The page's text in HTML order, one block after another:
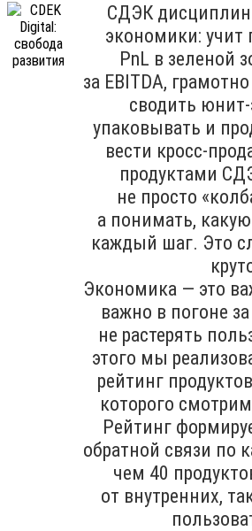
СДЭК
экономики: учит
PnL в зеленой
за EBITDA,
сводить
упаковывать и
вести кросс-
продуктами
не просто
а понимать,
каждый шаг. Это
Экономика — это
важно в погоне
не растерять
этого мы
рейтинг
которого
Рейтинг
обратной связи по
чем 40
от внутренних,